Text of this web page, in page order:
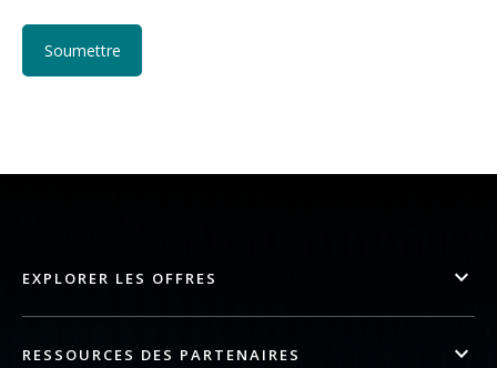
EXPLORER LES OFFRES
RESSOURCES DES PARTENAIRES